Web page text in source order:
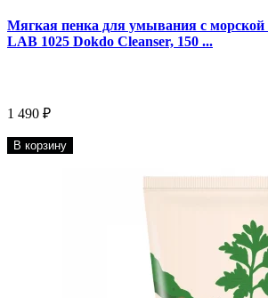
Мягкая пенка для умывания с морской
LAB 1025 Dokdo Cleanser, 150 ...
1 490 ₽
В корзину